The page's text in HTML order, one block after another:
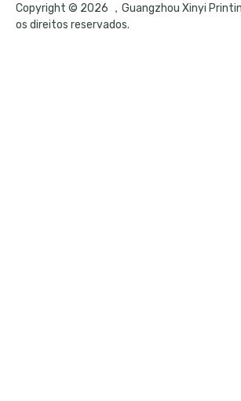
Copyright © 2026 ，Guangzhou Xinyi
os direitos reservados.